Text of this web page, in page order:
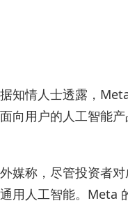
据知情人士透露，
面向用户的人工智能
外媒称，尽管投资者
通用人工智能。Meta